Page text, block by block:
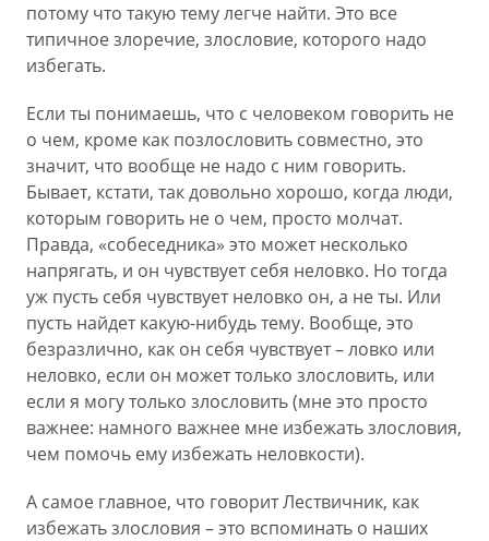
потому что такую тему легче найти. Это все
типичное злоречие, злословие, которого надо
избегать.
Если ты понимаешь, что с человеком говорить не
о чем, кроме как позлословить совместно, это
значит, что вообще не надо с ним говорить.
Бывает, кстати, так довольно хорошо, когда люди,
которым говорить не о чем, просто молчат.
Правда, «собеседника» это может несколько
напрягать, и он чувствует себя неловко. Но тогда
уж пусть себя чувствует неловко он, а не ты. Или
пусть найдет какую-нибудь тему. Вообще, это
безразлично, как он себя чувствует – ловко или
неловко, если он может только злословить, или
если я могу только злословить (мне это просто
важнее: намного важнее мне избежать злословия,
чем помочь ему избежать неловкости).
А самое главное, что говорит Лествичник, как
избежать злословия – это вспоминать о наших